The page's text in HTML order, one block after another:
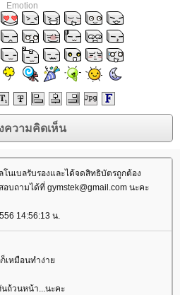
Emotion
นเบลรับรองและได้จดสิทธิบัตรถูกต้อง
อบถามได้ที่ gymstek@gmail.com นะคะ
14:56:13 น.
ก็เหมือนทำง่า
ถ้วนหน้า...นะคะ